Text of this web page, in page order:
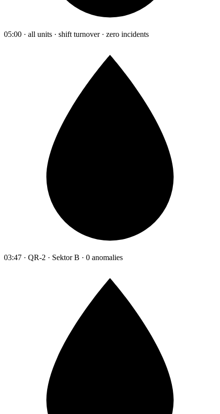
05:00 · all units · shift turnover · zero incidents
03:47 · QR-2 · Sektor B · 0 anomalies